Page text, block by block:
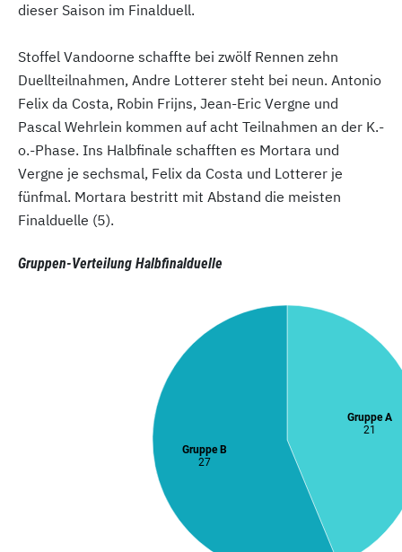
dieser Saison im Finalduell.
Stoffel Vandoorne schaffte bei zwölf Rennen zehn
Duellteilnahmen, Andre Lotterer steht bei neun. Antonio
Felix da Costa, Robin Frijns, Jean-Eric Vergne und
Pascal Wehrlein kommen auf acht Teilnahmen an der K.-
o.-Phase. Ins Halbfinale schafften es Mortara und
Vergne je sechsmal, Felix da Costa und Lotterer je
fünfmal. Mortara bestritt mit Abstand die meisten
Finalduelle (5).
Gruppen-Verteilung Halbfinalduelle